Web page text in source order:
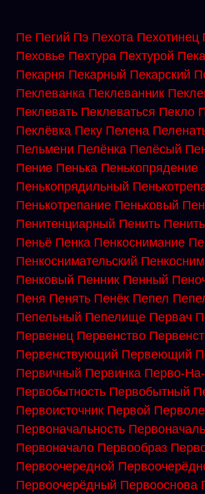
Пе Пегий Пэ Пехота Пехотинец
Пеховье Пехтура Пехтурой
Пекарня Пекарный Пекарский
Пеклеванка Пеклеванник
Пеклевать Пеклеваться Пекло
Пеклёвка Пеку Пелена
Пельмени Пелёнка Пелёсый
Пение Пенька Пенькопрядение
Пенькопрядильный
Пенькотрепание Пеньковый
Пенитенциарный Пенить
Пеньё Пенка Пенкоснимание
Пенкоснимательский
Пенковый Пенник Пенный
Пеня Пенять Пенёк Пепел
Пепельный Пепелище Первач
Первенец Первенство
Первенствующий Первеющий
Первичный Первинка Перво-
Первобытность Первобытный
Первоисточник Первой
Первоначальность
Первоначало Первообраз
Первоочередной
Первоочерёдный Первооснова